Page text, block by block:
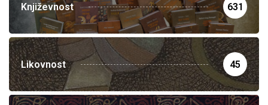
Književnost 631
Likovnost 45